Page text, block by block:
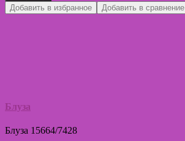
Добавить в избранное
Добавить в сравнение
Блуза
Блуза 15664/7428